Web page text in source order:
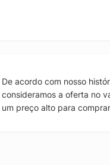
De acordo com nosso
consideramos a oferta no
um preço alto para